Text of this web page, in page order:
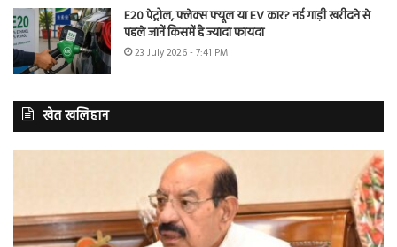
E20 पेट्रोल, फ्लेक्स फ्यूल या EV कार? नई गाड़ी खरीदने से
पहले जानें किसमें है ज्यादा फायदा
23 July 2026 - 7:41 PM
खेत खलिहान